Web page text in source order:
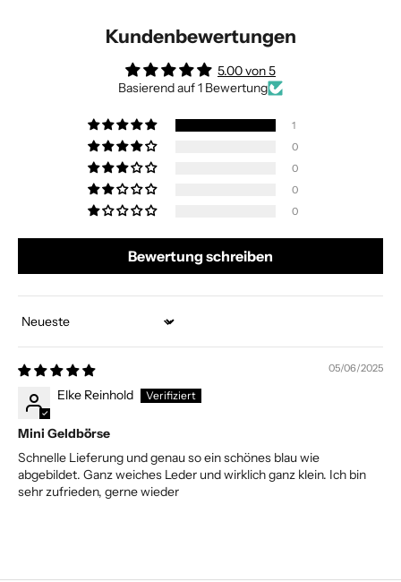
Kundenbewertungen
5.00 von 5
Basierend auf 1 Bewertung
1
0
0
0
0
Bewertung schreiben
Sort by
05/06/2025
Elke Reinhold
Mini Geldbörse
Schnelle Lieferung und genau so ein schönes blau wie
abgebildet. Ganz weiches Leder und wirklich ganz klein. Ich bin
sehr zufrieden, gerne wieder